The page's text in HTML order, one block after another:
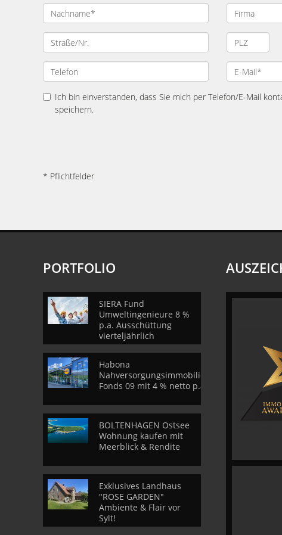
Ich bin einverstanden, dass Sie mich per Telefon/E-Mail
speichern.
* Pflichtfelder
PORTFOLIO
SIERA Fund
Umweltingenieure 8 %
p.a. Ausschüttung
vierteljährlich
Habona
Nahversorgungsimmobilien
Fonds 09 mit 4 % netto p.a.
BOLTENHAGEN Ostsee
Wohnung kaufen mit
Meerblick & Rendite
Exklusives Landhaus
"ROSE GARDEN"
Ambiente & Flair vor
Sylt!